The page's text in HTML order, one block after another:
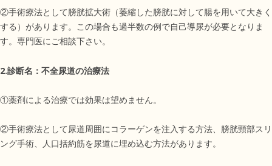
②手術療法として膀胱拡大術（萎縮した膀胱に対して腸を用いて大きく
する）があります。この場合も過半数の例で自己導尿が必要となりま
す。専門医にご相談下さい。
2.診断名：不全尿道の治療法
①薬剤による治療では効果は望めません。
②手術療法として尿道周囲にコラーゲンを注入する方法、膀胱頸部スリ
ング手術、人口括約筋を尿道に埋め込む方法があります。